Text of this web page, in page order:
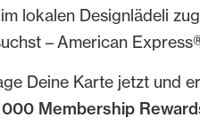
lokalen Designlädeli
– American
Deine Karte jetzt und
Membership